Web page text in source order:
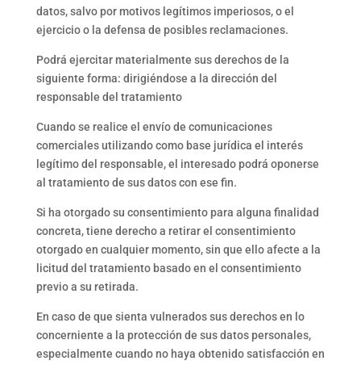
datos, salvo por motivos legítimos imperiosos, o el
ejercicio o la defensa de posibles reclamaciones.
Podrá ejercitar materialmente sus derechos de la
siguiente forma: dirigiéndose a la dirección del
responsable del tratamiento
Cuando se realice el envío de comunicaciones
comerciales utilizando como base jurídica el interés
legítimo del responsable, el interesado podrá oponerse
al tratamiento de sus datos con ese fin.
Si ha otorgado su consentimiento para alguna finalidad
concreta, tiene derecho a retirar el consentimiento
otorgado en cualquier momento, sin que ello afecte a la
licitud del tratamiento basado en el consentimiento
previo a su retirada.
En caso de que sienta vulnerados sus derechos en lo
concerniente a la protección de sus datos personales,
especialmente cuando no haya obtenido satisfacción en